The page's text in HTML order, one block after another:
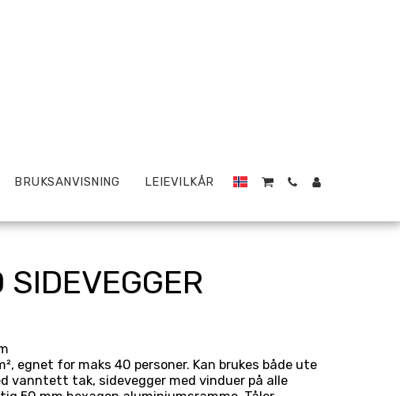
BRUKSANVISNING LEIEVILKÅR
egnet for maks 40 personer. Kan brukes både ute
vanntett tak, sidevegger med vinduer på alle